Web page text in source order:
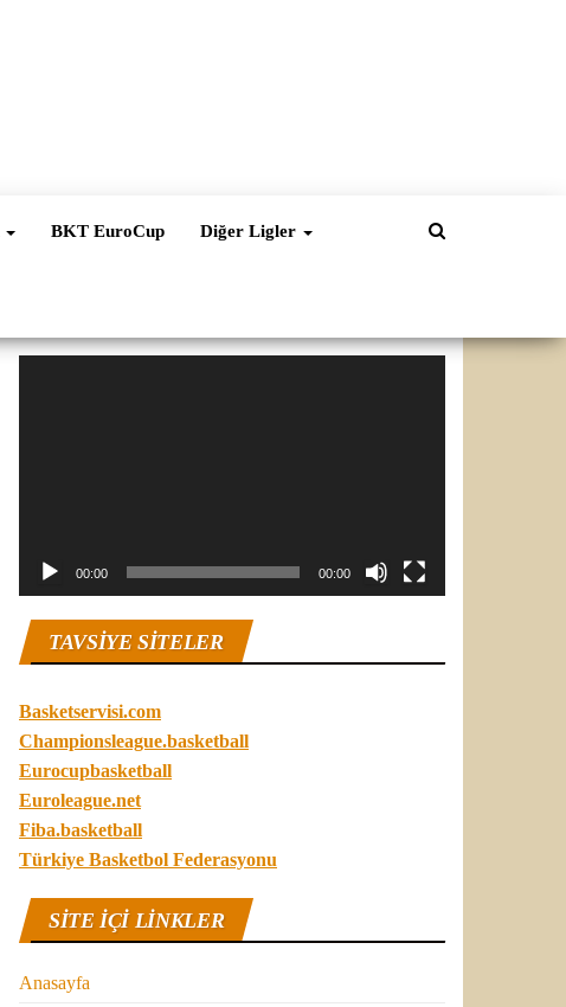
BKT EuroCup Diğer Ligler
00:00 00:00
TAVSIYE SITELER
Basketservisi.com
Championsleague.basketball
Eurocupbasketball
Euroleague.net
Fiba.basketball
Türkiye Basketbol Federasyonu
SITE IÇI LINKLER
Anasayfa